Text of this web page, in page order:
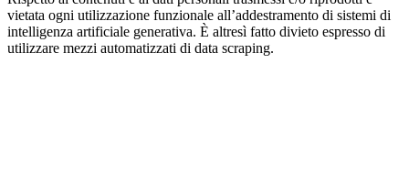
vietata ogni utilizzazione funzionale all’addestramento di sistemi di
intelligenza artificiale generativa. È altresì fatto divieto espresso di
utilizzare mezzi automatizzati di data scraping.